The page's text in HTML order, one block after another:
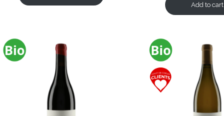
Add to cart